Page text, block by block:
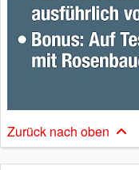
Zurück nach oben